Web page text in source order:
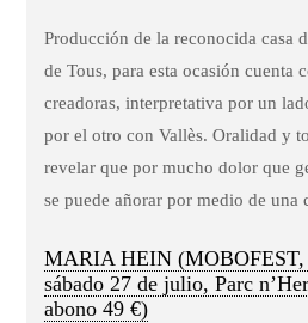
Producción de la reconocida casa
de Tous, para esta ocasión cuenta
creadoras, interpretativa por un
por el otro con Vallès. Oralidad y
revelar que por mucho dolor que
se puede añorar por medio de una
MARIA HEIN (MOBOFEST,
sábado 27 de julio, Parc
abono 49 €)